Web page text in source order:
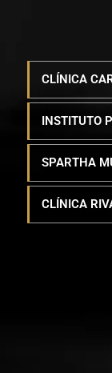
CLÍNICA
INSTITUTO
SPARTHA
CLÍNICA